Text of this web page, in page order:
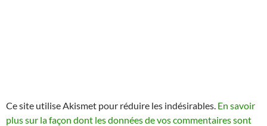
Ce site utilise Akismet pour réduire les indésirables. En savoir
plus sur la façon dont les données de vos commentaires sont